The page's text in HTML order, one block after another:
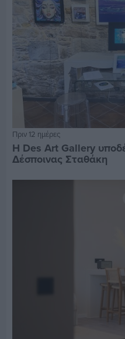
Πριν 12 ημέρες
Η Des Art Gallery
Δέσποινας Σταθάκη